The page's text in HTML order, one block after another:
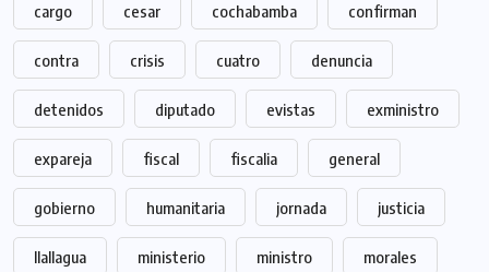
cargo cesar cochabamba confirman
contra crisis cuatro denuncia
detenidos diputado evistas exministro
expareja fiscal fiscalia general
gobierno humanitaria jornada justicia
llallagua ministerio ministro morales